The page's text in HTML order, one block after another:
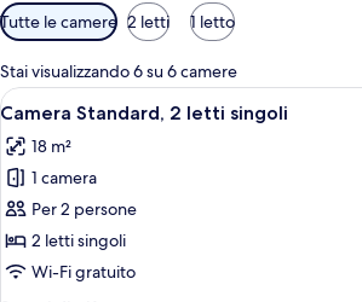
Filtri
disponibili
per
le
camere
Tutte le camere 2 letti 1 letto
Stai visualizzando 6 su 6 camere
Apri
tutte
le
foto
per
Camera
Standard,
Camera
4
Camera Standard, 2 letti singoli
18 m²
1 camera
Per 2 persone
2 letti singoli
Wi-Fi gratuito